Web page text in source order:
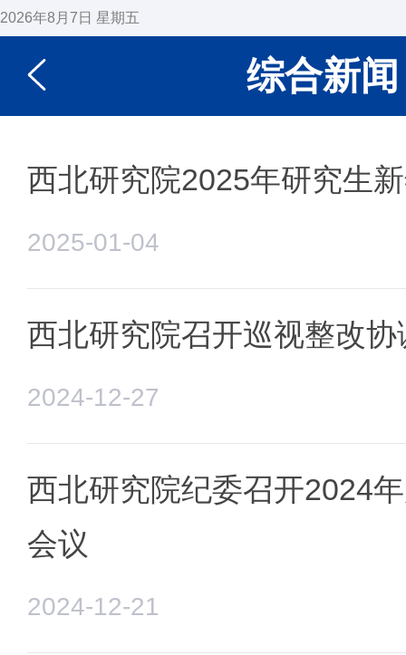
2026年8月7日 星期五
综合新闻
西北研究院2025年研究生
2025-01-04
西北研究院召开巡视整改
2024-12-27
西北研究院纪委召开2024
会议
2024-12-21